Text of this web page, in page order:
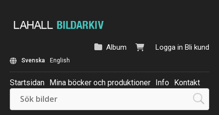
Logga in Bli kund
Album
Svenska English
Startsidan Mina böcker och produktioner Info Kontakt
Beställ: Kalender 2025